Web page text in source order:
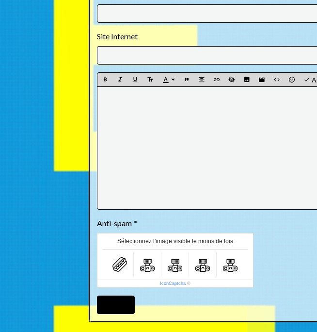
Site Internet
Anti-spam
Sélectionnez l'image visible le moins de fois
IconCaptcha ©